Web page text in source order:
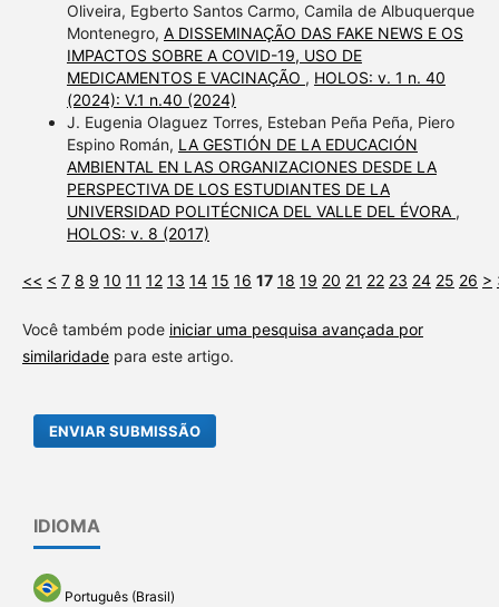
Oliveira, Egberto Santos Carmo, Camila de Albuquerque
Montenegro, A DISSEMINAÇÃO DAS FAKE NEWS E OS
IMPACTOS SOBRE A COVID-19, USO DE
MEDICAMENTOS E VACINAÇÃO , HOLOS: v. 1 n. 40
(2024): V.1 n.40 (2024)
J. Eugenia Olaguez Torres, Esteban Peña Peña, Piero
Espino Román, LA GESTIÓN DE LA EDUCACIÓN
AMBIENTAL EN LAS ORGANIZACIONES DESDE LA
PERSPECTIVA DE LOS ESTUDIANTES DE LA
UNIVERSIDAD POLITÉCNICA DEL VALLE DEL ÉVORA ,
HOLOS: v. 8 (2017)
<< < 7 8 9 10 11 12 13 14 15 16 17 18 19 20 21 22 23 24 25 26 >
Você também pode iniciar uma pesquisa avançada por
similaridadepara este artigo.
ENVIAR SUBMISSÃO
IDIOMA
Português (Brasil)